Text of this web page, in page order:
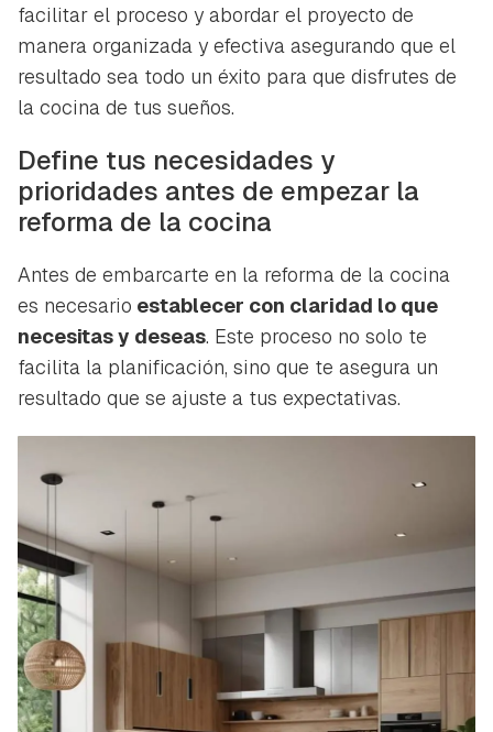
facilitar el proceso y abordar el proyecto de
manera organizada y efectiva asegurando que el
resultado sea todo un éxito para que disfrutes de
la cocina de tus sueños.
Define tus necesidades y
prioridades antes de empezar la
reforma de la cocina
Antes de embarcarte en la reforma de la cocina
es necesario establecer con claridad lo que
necesitas y deseas. Este proceso no solo te
facilita la planificación, sino que te asegura un
resultado que se ajuste a tus expectativas.